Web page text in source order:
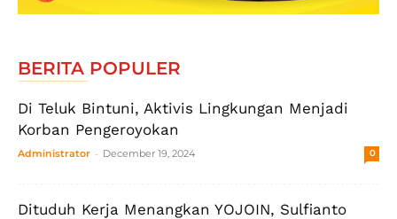
BERITA POPULER
Di Teluk Bintuni, Aktivis Lingkungan Menjadi
Korban Pengeroyokan
Administrator - December 19, 2024 0
Dituduh Kerja Menangkan YOJOIN, Sulfianto